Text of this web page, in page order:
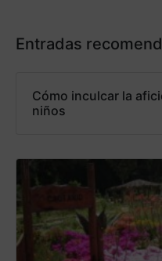
Entradas
Cómo inculcar la
niños